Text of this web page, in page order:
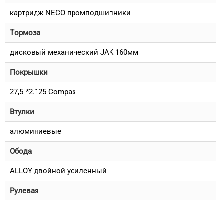
картридж NECO промподшипники
Тормоза
дисковый механический JAK 160мм
Покрышки
27,5"*2.125 Compas
Втулки
алюминиевые
Обода
ALLOY двойной усиленный
Рулевая